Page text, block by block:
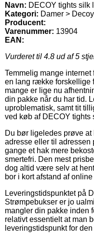
Navn: DECOY tights silk
Kategori: Damer >
Producent:
Varenummer: 13904
EAN:
Vurderet til 4.8 ud af 5
Temmelig mange
en lang række forskellige
mange er lige nu
din pakke når du har tid.
uproblematisk, samt tit
ved køb af DECOY tights
Du bør ligeledes prøve
adresse eller til adressen
gange et hak mere
smertefri. Den mest
dog altid være selv at
bor i kort afstand af
Leveringstidspunktet på
Strømpebukser er jo
mangler din pakke inden
relativt essentielt at man
leveringstidspunkt for